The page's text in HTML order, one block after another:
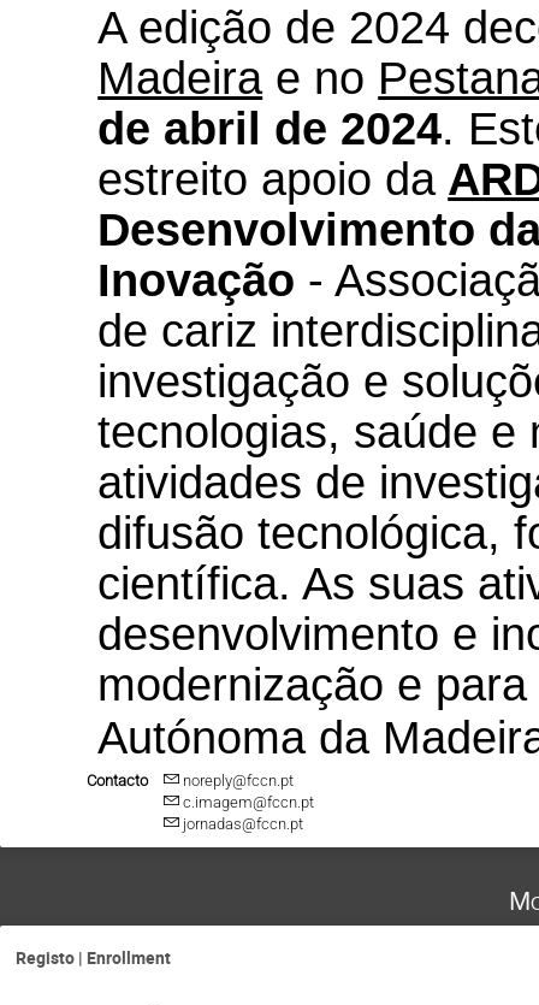
A edição de 2024
Madeirae no
de abril de 2024.
estreito apoio da
Desenvolvimento
Inovação -
de cariz
investigação e
tecnologias, saúde e
atividades de
difusão tecnológica,
científica. As suas
desenvolvimento e
modernização e
Autónoma da
Contacto
noreply@fccn.pt
c.imagem@fccn.pt
jornadas@fccn.pt
Registo | Enrollment